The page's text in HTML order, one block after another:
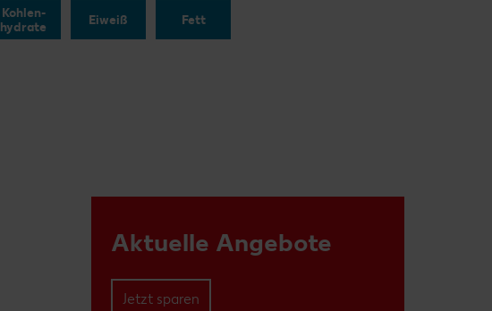
Kohlen-
hydrate
Eiweiß Fett
Aktuelle Angebote
Jetzt sparen